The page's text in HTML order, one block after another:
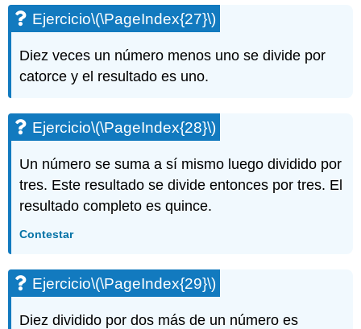
Ejercicio\(\PageIndex{27}\)
Diez veces un número menos uno se divide por
catorce y el resultado es uno.
Ejercicio\(\PageIndex{28}\)
Un número se suma a sí mismo luego dividido por
tres. Este resultado se divide entonces por tres. El
resultado completo es quince.
Contestar
Ejercicio\(\PageIndex{29}\)
Diez dividido por dos más de un número es